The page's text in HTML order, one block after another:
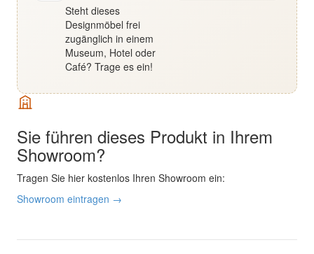
Steht dieses
Designmöbel frei
zugänglich in einem
Museum, Hotel oder
Café? Trage es ein!
Sie führen dieses Produkt in Ihrem
Showroom?
Tragen Sie hier kostenlos Ihren Showroom ein:
Showroom eintragen →